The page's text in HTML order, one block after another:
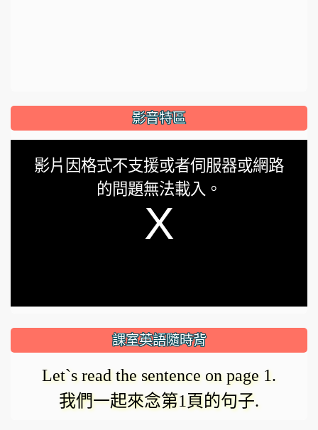
影音特區
影片因格式不支援或者伺服器或網路
的問題無法載入。
課室英語隨時背
Let`s read the sentence on page 1.
我們一起來念第1頁的句子.